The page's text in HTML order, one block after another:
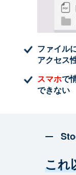
ファイル
アクセス
スマホで
できない
これ